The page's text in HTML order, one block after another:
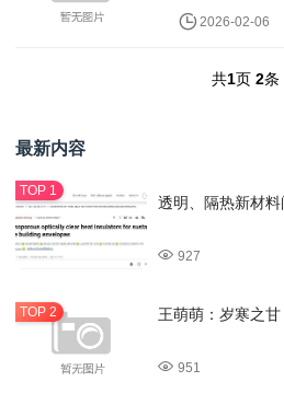
2026-02-06
共1页 2条
最新内容
透明、隔热新材料
927
王萌萌：岁寒之甘
951